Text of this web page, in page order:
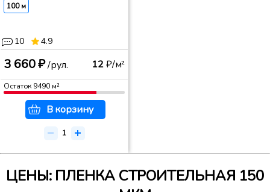
100 м
10 4.9
3 660 ₽/рул. 12₽/м²
Остаток 9490м²
В корзину
ЦЕНЫ: ПЛЕНКА СТРОИТЕЛЬНАЯ 150